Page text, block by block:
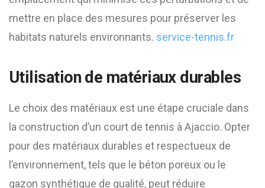
mettre en place des mesures pour préserver les
habitats naturels environnants. ​ service-tennis.fr
Utilisation de matériaux durables
Le choix des matériaux est une étape cruciale dans
la construction d’un court de tennis à Ajaccio. Opter
pour des matériaux durables et respectueux de
l’environnement, tels que le béton poreux ou le
gazon synthétique de qualité, peut réduire